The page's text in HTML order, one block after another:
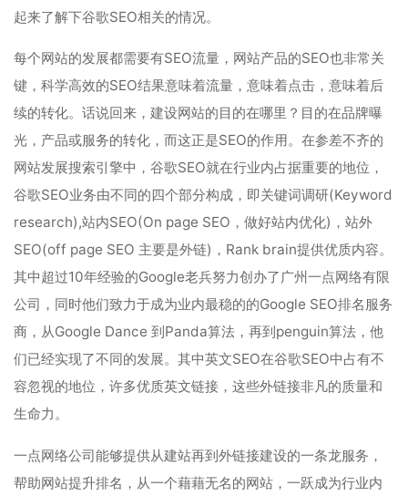
起来了解下谷歌SEO相关的情况。
每个网站的发展都需要有SEO流量，网站产品的SEO也非常关
键，科学高效的SEO结果意味着流量，意味着点击，意味着后
续的转化。话说回来，建设网站的目的在哪里？目的在品牌曝
光，产品或服务的转化，而这正是SEO的作用。在参差不齐的
网站发展搜索引擎中，谷歌SEO就在行业内占据重要的地位，
谷歌SEO业务由不同的四个部分构成，即关键词调研(Keyword
research),站内SEO(On page SEO，做好站内优化)，站外
SEO(off page SEO 主要是外链)，Rank brain提供优质内容。
其中超过10年经验的Google老兵努力创办了广州一点网络有限
公司，同时他们致力于成为业内最稳的的Google SEO排名服务
商，从Google Dance 到Panda算法，再到penguin算法，他
们已经实现了不同的发展。其中英文SEO在谷歌SEO中占有不
容忽视的地位，许多优质英文链接，这些外链接非凡的质量和
生命力。
一点网络公司能够提供从建站再到外链接建设的一条龙服务，
帮助网站提升排名，从一个藉藉无名的网站，一跃成为行业内